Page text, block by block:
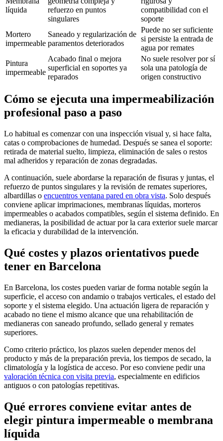
líquida
refuerzo en puntos
singulares
compatibilidad con el
soporte
Mortero
impermeable
Saneado y regularización de
paramentos deteriorados
Puede no ser suficiente
si persiste la entrada de
agua por remates
Pintura
impermeable
Acabado final o mejora
superficial en soportes ya
reparados
No suele resolver por sí
sola una patología de
origen constructivo
Cómo se ejecuta una impermeabilización
profesional paso a paso
Lo habitual es comenzar con una inspección visual y, si hace falta,
catas o comprobaciones de humedad. Después se sanea el soporte:
retirada de material suelto, limpieza, eliminación de sales o restos
mal adheridos y reparación de zonas degradadas.
A continuación, suele abordarse la reparación de fisuras y juntas, el
refuerzo de puntos singulares y la revisión de remates superiores,
albardillas o encuentros ventana pared en obra vista. Solo después
conviene aplicar imprimaciones, membranas líquidas, morteros
impermeables o acabados compatibles, según el sistema definido. En
medianeras, la posibilidad de actuar por la cara exterior suele marcar
la eficacia y durabilidad de la intervención.
Qué costes y plazos orientativos puede
tener en Barcelona
En Barcelona, los costes pueden variar de forma notable según la
superficie, el acceso con andamio o trabajos verticales, el estado del
soporte y el sistema elegido. Una actuación ligera de reparación y
acabado no tiene el mismo alcance que una rehabilitación de
medianeras con saneado profundo, sellado general y remates
superiores.
Como criterio práctico, los plazos suelen depender menos del
producto y más de la preparación previa, los tiempos de secado, la
climatología y la logística de acceso. Por eso conviene pedir una
valoración técnica con visita previa, especialmente en edificios
antiguos o con patologías repetitivas.
Qué errores conviene evitar antes de
elegir pintura impermeable o membrana
líquida